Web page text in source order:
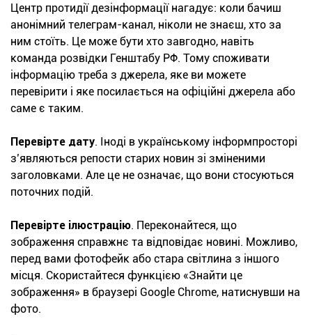
Центр протидії дезінформації нагадує: коли бачиш
анонімний телеграм-канал, ніколи не знаєш, хто за
ним стоїть. Це може бути хто завгодно, навіть
команда розвідки Генштабу РФ. Тому споживати
інформацію треба з джерела, яке ви можете
перевірити і яке посилається на офіційні джерела або
саме є таким.
Перевірте дату. Іноді в українському інформпросторі
з’являються репости старих новин зі зміненими
заголовками. Але це не означає, що вони стосуються
поточних подій.
Перевірте ілюстрацію. Переконайтеся, що
зображення справжнє та відповідає новині. Можливо,
перед вами фотофейк або стара світлина з іншого
місця. Скористайтеся функцією «Знайти це
зображення» в браузері Google Chrome, натиснувши на
фото.